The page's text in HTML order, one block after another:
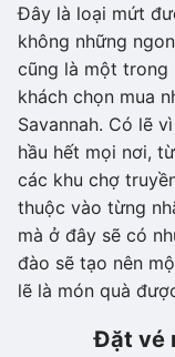
Đây là loại mứt
không những
cũng là một trong
khách chọn mua
Savannah. Có lẽ
hầu hết mọi nơi,
các khu chợ
thuộc vào từng
mà ở đây sẽ có
đào sẽ tạo nên
lẽ là món quà
Đặt vé